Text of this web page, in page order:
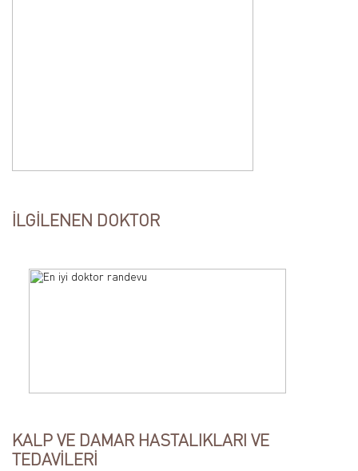
İLGİLENEN DOKTOR
KALP VE DAMAR HASTALIKLARI VE
TEDAVİLERİ